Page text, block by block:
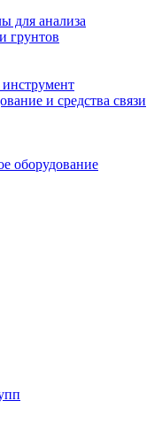
для анализа
грунтов
и средства связи
оборудование